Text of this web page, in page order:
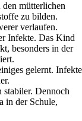
mütterlichen
zu bilden.
verlaufen.
Infekte. Das Kind
besonders in der
gelernt. Infekte
stabiler. Dennoch
in der Schule,